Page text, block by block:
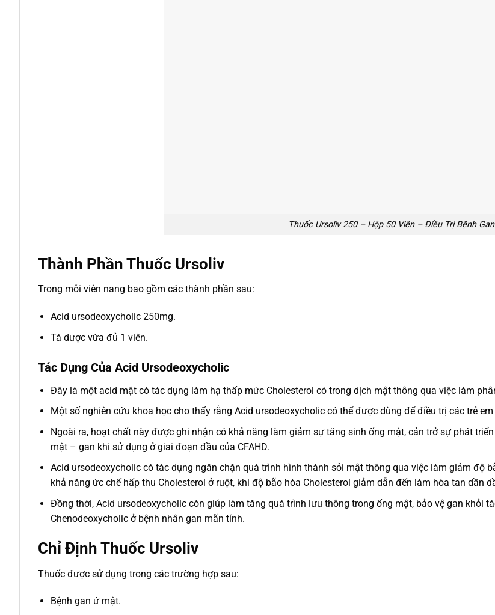
Thuốc Ursoliv 250 – Hộp 50 Viên – Điều Trị Bệnh
Thành Phần Thuốc Ursoliv
Trong mỗi viên nang bao gồm các thành phần sau:
Acid ursodeoxycholic 250mg.
Tá dược vừa đủ 1 viên.
Tác Dụng Của Acid Ursodeoxycholic
Đây là một acid mật có tác dụng làm hạ thấp mức Cholesterol có trong dịch mật thông qua việc làm
Một số nghiên cứu khoa học cho thấy rằng Acid ursodeoxycholic có thể được dùng để điều trị các trẻ
Ngoài ra, hoạt chất này được ghi nhận có khả năng làm giảm sự tăng sinh ống mật, cản trở sự phát
mật – gan khi sử dụng ở giai đoạn đầu của CFAHD.
Acid ursodeoxycholic có tác dụng ngăn chặn quá trình hình thành sỏi mật thông qua việc làm giảm độ
khả năng ức chế hấp thu Cholesterol ở ruột, khi độ bão hòa Cholesterol giảm dẫn đến làm hòa tan dần
Đồng thời, Acid ursodeoxycholic còn giúp làm tăng quá trình lưu thông trong ống mật, bảo vệ gan khỏi
Chenodeoxycholic ở bệnh nhân gan mãn tính.
Chỉ Định Thuốc Ursoliv
Thuốc được sử dụng trong các trường hợp sau:
Bệnh gan ứ mật.